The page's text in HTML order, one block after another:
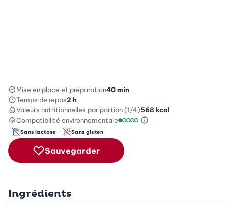
Mise en place et préparation40 min
Temps de repos2 h
Valeurs nutritionnelles par portion (1/4)568 kcal
Compatibilité environnementale
Information sur
Sans lactose Sans gluten
Sauvegarder
Ingrédients